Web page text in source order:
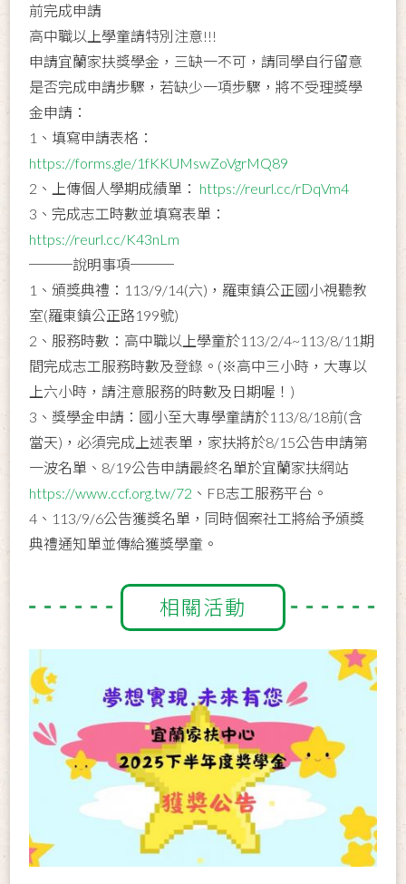
前完成申請
高中職以上學童請特別注意!!!
申請宜蘭家扶獎學金，三缺一不可，請同學自行留意
是否完成申請步驟，若缺少一項步驟，將不受理獎學
金申請：
1、填寫申請表格：
https://forms.gle/1fKKUMswZoVgrMQ89
2、上傳個人學期成績單： https://reurl.cc/rDqVm4
3、完成志工時數並填寫表單：
https://reurl.cc/K43nLm
───說明事項───
1、頒獎典禮：113/9/14(六)，羅東鎮公正國小視聽教
室(羅東鎮公正路199號)
2、服務時數：高中職以上學童於113/2/4~113/8/11期
間完成志工服務時數及登錄。(※高中三小時，大專以
上六小時，請注意服務的時數及日期喔！)
3、獎學金申請：國小至大專學童請於113/8/18前(含
當天)，必須完成上述表單，家扶將於8/15公告申請第
一波名單、8/19公告申請最終名單於宜蘭家扶網站
https://www.ccf.org.tw/72 、FB志工服務平台。
4、113/9/6公告獲獎名單，同時個案社工將給予頒獎
典禮通知單並傳給獲獎學童。
相關活動